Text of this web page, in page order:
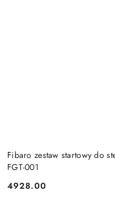
Fibaro zestaw startowy do
FGT-001
Cena:
4928.00